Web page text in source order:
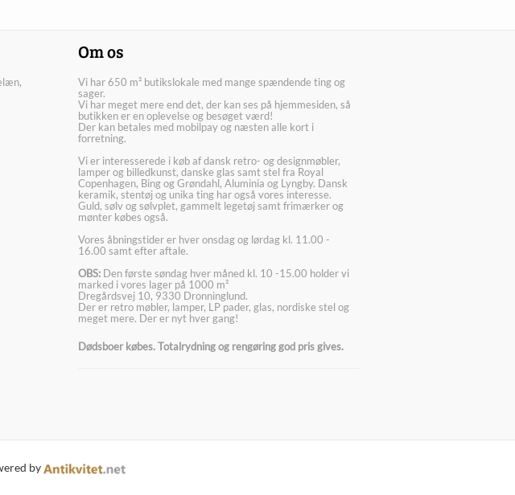
Om os
Vi har 650 m² butikslokale med mange spændende ting og
sager.
Vi har meget mere end det, der kan ses på hjemmesiden, så
butikken er en oplevelse og besøget værd!
Der kan betales med mobilpay og næsten alle kort i
forretning.
Vi er interesserede i køb af dansk retro- og designmøbler,
lamper og billedkunst, danske glas samt stel fra Royal
Copenhagen, Bing og Grøndahl, Aluminia og Lyngby. Dansk
keramik, stentøj og unika ting har også vores interesse.
Guld, sølv og sølvplet, gammelt legetøj samt frimærker og
mønter købes også.
Vores åbningstider er hver onsdag og lørdag kl. 11.00 -
16.00 samt efter aftale.
OBS: Den første søndag hver måned kl. 10 -15.00 holder vi
marked i vores lager på 1000 m²
Dregårdsvej 10, 9330 Dronninglund.
Der er retro møbler, lamper, LP pader, glas, nordiske stel og
meget mere. Der er nyt hver gang!
Dødsboer købes. Totalrydning og rengøring god pris gives.
by